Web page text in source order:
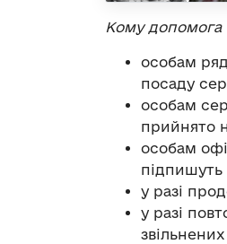
Кому допомога
особам
посаду
особам
прийнято
особам
підпишуть
у разі
у разі